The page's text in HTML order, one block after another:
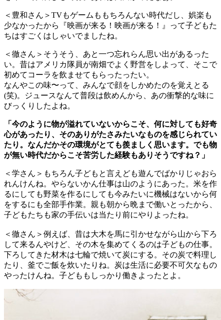
＜豊和さん＞TVもゲームももちろんない時代だし、娯楽も
少なかったから『映画が来る！映画が来る！』って子どもた
ちはすごくはしゃいでましたね。
＜徹さん＞そうそう、あと一つ忘れらん思い出があるった
い。昔はアメリカ隊員が南畑でよく野営をしよって、そこで
初めてコーラを飲ませてもらったったい。
なんやこの味〜って、みんなで顔をしかめたのを覚えとる
(笑)。ジュースなんて普段は飲めんから、あの衝撃的な味に
びっくりしたよね。
「今のように物が溢れていないからこそ、何に対しても好奇
心があったり、そのありがたさみたいなものを感じられてい
たり。なんだかその環境がとても羨ましく思います。でも物
が無い時代だからこそ苦労した経験もありそうですね？」
＜学さん＞もちろん子どもと言えども遊んでばかりじゃおら
れんけんね。やらないかん仕事は山のようにあった。米を作
るにしても野菜を作るにしても今みたいに機械はないから何
をするにも全部手作業。親も朝から晩まで働いとったから、
子どもたちも家の手伝いは当たり前にやりよったね。
＜徹さん＞例えば、昔は大木を馬に引かせながら山から下ろ
して来るんやけど、その木を集めてくるのは子どもの仕事。
下ろしてきた材木は七輪で焼いて炭にする。その炭で料理し
たり、釜でご飯を炊いたりね。炭は生活に必要不可欠なもの
やったけんね。子どももしっかり働きよったとよ。